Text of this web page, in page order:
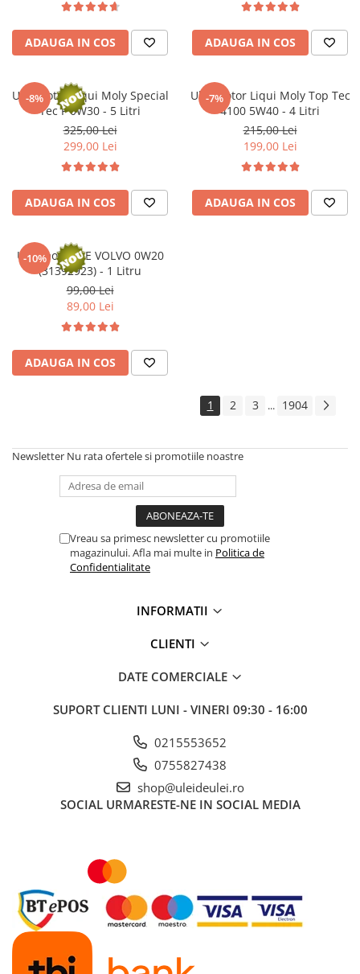
Curea transmisie
Busoane/inele etansare
Directie/stabilizare
Bielete antiruliu
Bielete directie
Cap de bara
Caroserie
Amortizor capota
Amortizor portbagaj/hayon
Suspensie
Arcuri
Pivot suspensie
► Accesorii auto
■ Huse scaune auto
■ Tavite auto portbagaj
■ Accesorii auto interior
■ Accesorii auto exterior
■ Intretinere auto
■ Siguranta auto
■ Suporturi portbagaj
■ Echipamente atelier
■ Odorizanti auto
■ Consumabile vopsitorie
■ Lampi camioane
■ Carlige remorcare
■ Accesorii vehicule electrice
ADAUGA IN COS ADAUGA IN COS
-8%
Ulei motor Liqui Moly Special
Tec F 0W30 - 5 Litri
325,00 Lei
299,00 Lei
ADAUGA IN COS
-7%
Ulei motor Liqui Moly Top Tec
4100 5W40 - 4 Litri
215,00 Lei
199,00 Lei
ADAUGA IN COS
-10%
Ulei motor OE VOLVO 0W20
(31392923) - 1 Litru
99,00 Lei
89,00 Lei
ADAUGA IN COS
1 2 3 ... 1904
Newsletter Nu rata ofertele si promotiile noastre
Vreau sa primesc newsletter cu promotiile
magazinului. Afla mai multe in Politica de
Confidentialitate
INFORMATII
CLIENTI
DATE COMERCIALE
SUPORT CLIENTI LUNI - VINERI 09:30 - 16:00
0215553652
0755827438
shop@uleideulei.ro
SOCIAL URMARESTE-NE IN SOCIAL MEDIA